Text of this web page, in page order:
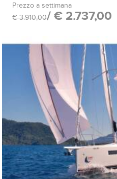
Prezzo a settimana
€ 3.910,00/ € 2.737,00